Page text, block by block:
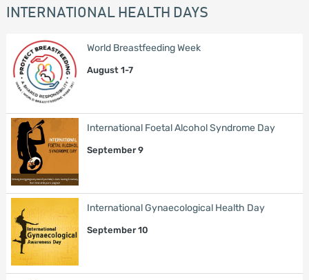
INTERNATIONAL HEALTH DAYS
World Breastfeeding Week
August 1-7
International Foetal Alcohol Syndrome Day
September 9
International Gynaecological Health Day
September 10